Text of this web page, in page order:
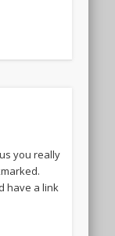
you really
have a link